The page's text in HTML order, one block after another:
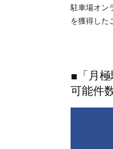
駐車場オン
を獲得した
■「月
可能件